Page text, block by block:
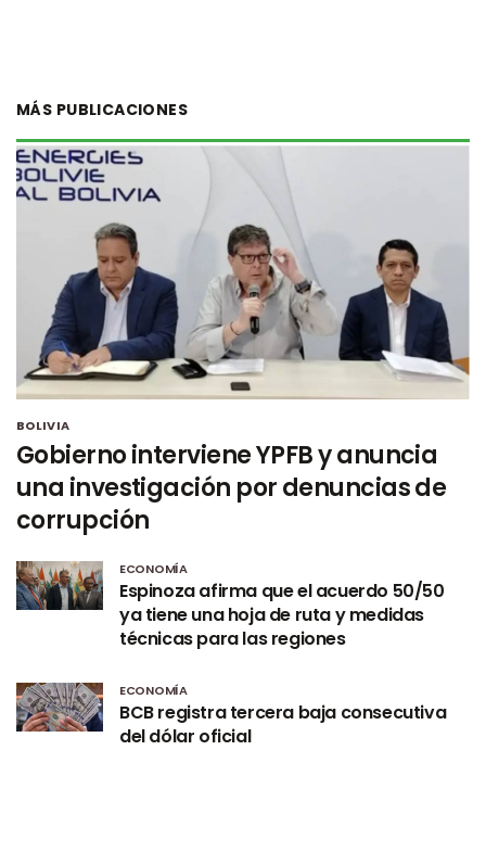
MÁS PUBLICACIONES
BOLIVIA
Gobierno interviene YPFB y anuncia
una investigación por denuncias de
corrupción
ECONOMÍA
Espinoza afirma que el acuerdo 50/50
ya tiene una hoja de ruta y medidas
técnicas para las regiones
ECONOMÍA
BCB registra tercera baja consecutiva
del dólar oficial